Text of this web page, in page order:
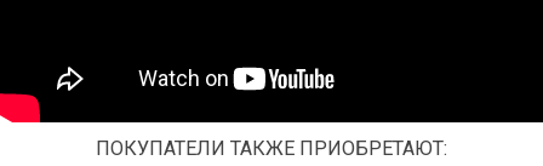
ПОКУПАТЕЛИ ТАКЖЕ ПРИОБРЕТАЮТ: